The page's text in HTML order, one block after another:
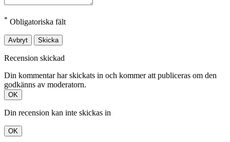
* Obligatoriska fält
Avbryt Skicka
Recension skickad
Din kommentar har skickats in och kommer att publiceras om den
godkänns av moderatorn.
OK
Din recension kan inte skickas in
OK